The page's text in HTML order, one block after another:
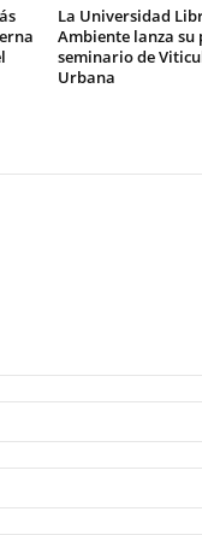
La Universidad
Ambiente lanza su
seminario de
Urbana